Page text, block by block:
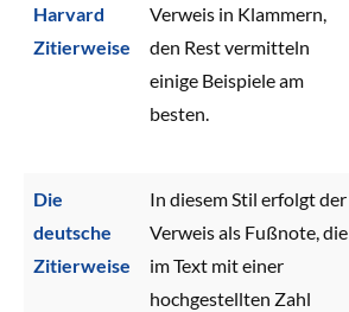
Harvard
Zitierweise
Verweis in Klammern,
den Rest vermitteln
einige Beispiele am
besten.
Die
deutsche
Zitierweise
In diesem Stil erfolgt der
Verweis als Fußnote, die
im Text mit einer
hochgestellten Zahl